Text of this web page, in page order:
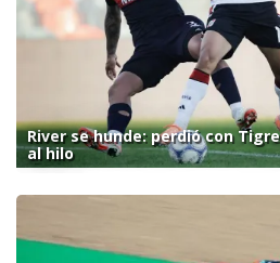
River se hunde: perdió con
al hilo